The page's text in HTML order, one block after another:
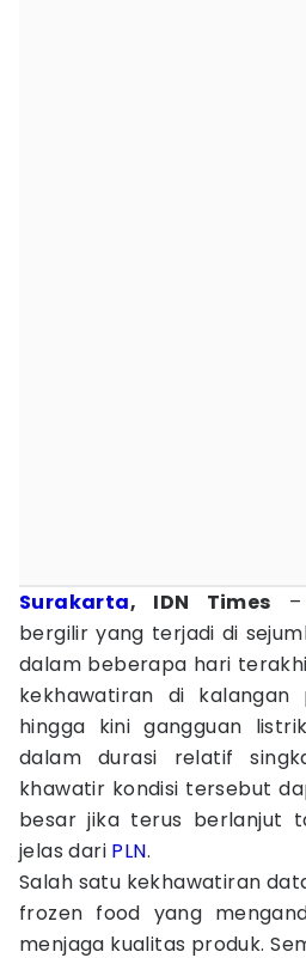
Surakarta, IDN Times –
bergilir yang terjadi di
dalam beberapa hari
kekhawatiran di kalangan
hingga kini gangguan
dalam durasi relatif
khawatir kondisi tersebut
besar jika terus berlanjut
jelas dari PLN.
Salah satu kekhawatiran
frozen food yang
menjaga kualitas produk.